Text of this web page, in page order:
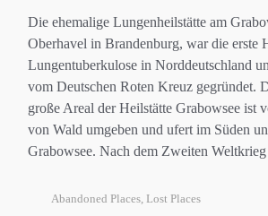
Die ehemalige Lungenheilstätte am
Oberhavel in Brandenburg, war die erste
Lungentuberkulose in Norddeutschland
vom Deutschen Roten Kreuz gegründet.
große Areal der Heilstätte Grabowsee ist
von Wald umgeben und ufert im Süden
Grabowsee. Nach dem Zweiten
Abandoned Places, Lost Places